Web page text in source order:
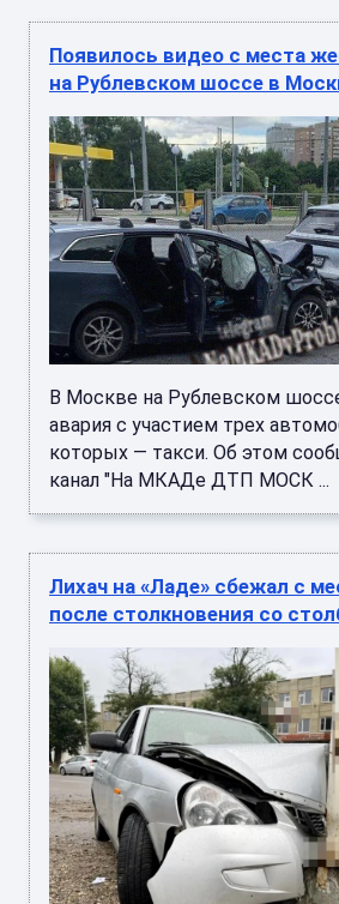
Появилось видео с места
на Рублевском шоссе в
В Москве на Рублевском
авария с участием трех
которых — такси. Об этом
канал "На МКАДе ДТП МОСК ...
Лихач на «Ладе» сбежал с
после столкновения со